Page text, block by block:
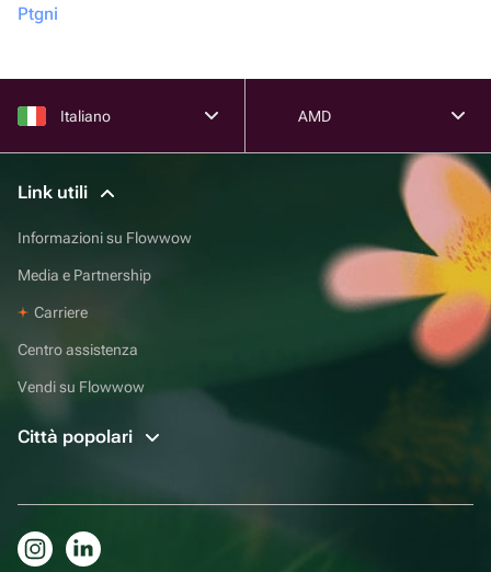
Ptgni
Italiano AMD
Link utili
Informazioni su Flowwow
Media e Partnership
Carriere
Centro assistenza
Vendi su Flowwow
Città popolari